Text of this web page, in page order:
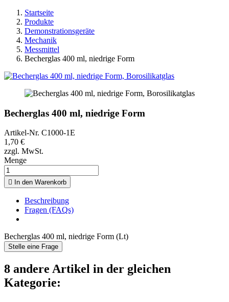
Startseite
Produkte
Demonstrationsgeräte
Mechanik
Messmittel
Becherglas 400 ml, niedrige Form
Becherglas 400 ml, niedrige Form
Artikel-Nr. C1000-1E
1,70 €
zzgl. MwSt.
Menge
 In den Warenkorb
Beschreibung
Fragen (FAQs)
Becherglas 400 ml, niedrige Form (Lt)
Stelle eine Frage
8 andere Artikel in der gleichen
Kategorie: